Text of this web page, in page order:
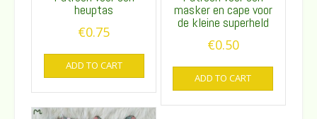
heuptas
€0.75
ADD TO CART
masker en cape voor
de kleine superheld
€0.50
ADD TO CART